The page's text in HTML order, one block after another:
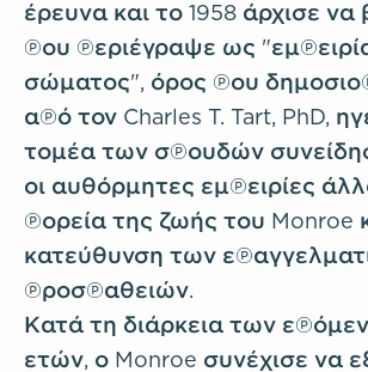
έρευνα και το 1958 άρχισε να
που περιέγραψε ως
σώματος", όρος που
από τον Charles T. Tart, PhD,
τομέα των σπουδών
οι αυθόρμητες εμπειρίες
πορεία της ζωής του Monroe
κατεύθυνση των
προσπαθειών.
Κατά τη διάρκεια των
ετών, ο Monroe συνέχισε να